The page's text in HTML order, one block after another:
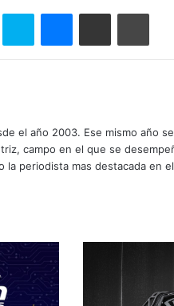
Skype MessengerCompartir por correo electrónico
el año 2003. Ese mismo año
campo en el que se
la periodista mas destacada en